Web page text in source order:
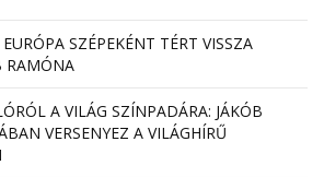
SZÉPEKÉNT TÉRT VISSZA
RAMÓNA
A VILÁG SZÍNPADÁRA: JÁKÓB
VERSENYEZ A VILÁGHÍRŰ